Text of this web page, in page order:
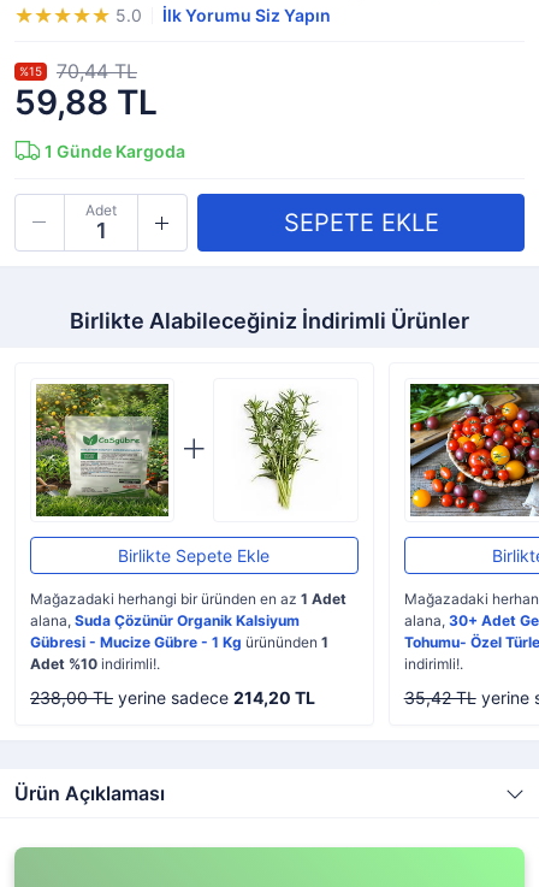
5.0 İlk Yorumu Siz Yapın
59,88 TL
%15 70,44 TL
1 Günde Kargoda
Adet
Birlikte Alabileceğiniz İndirimli Ürünler
Birlikte Sepete Ekle
Mağazadaki herhangi bir üründen en az 1 Adet
alana, Suda Çözünür Organik Kalsiyum
Gübresi - Mucize Gübre - 1 Kg ürününden 1
Adet %10 indirimli!.
238,00 TL yerine sadece 214,20 TL
Mağazadaki
alana, 30+ Adet
Tohumu- Özel
indirimli!.
35,42 TLyerine
Ürün Açıklaması